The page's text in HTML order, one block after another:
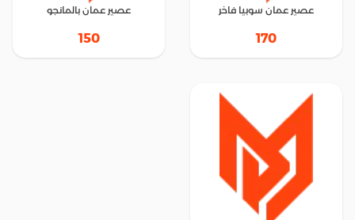
عصير عمان سوبيا فاخر
170
عصير عمان بالمانجو
150